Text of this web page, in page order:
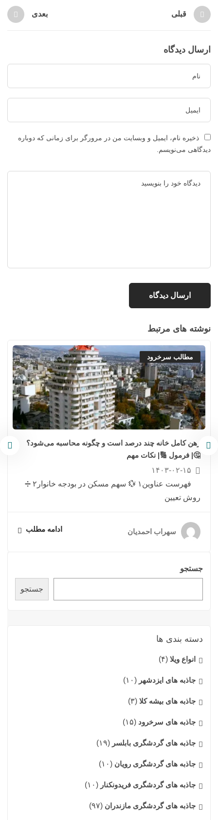
جستجو
جستجو
دسته بندی ها
انواع ویلا (۴)
جاذبه های ایزدشهر (۱۰)
جاذبه های بیشه کلا (۳)
جاذبه های سرخرود (۱۵)
جاذبه های گردشگری بابلسر (۱۹)
جاذبه های گردشگری رویان (۱۰)
جاذبه های گردشگری فریدونکنار (۱۰)
جاذبه های گردشگری مازندران (۹۷)
قبلی بعدی
ارسال دیدگاه
ذخیره نام، ایمیل و وبسایت من در مرورگر برای زمانی که دوباره
دیدگاهی می‌نویسم.
نوشته های مرتبط
مطالب سرخرود
رهن کامل خانه چند درصد است و چگونه محاسبه می‌شود؟
🤔| فرمول 🔢| نکات مهم
۱۴۰۳-۰۲-۱۵
فهرست عناوین۱ 💱 سهم مسکن در بودجه خانوار۲ ➗
روش تعیین
سهراب احمدیان ادامه مطلب